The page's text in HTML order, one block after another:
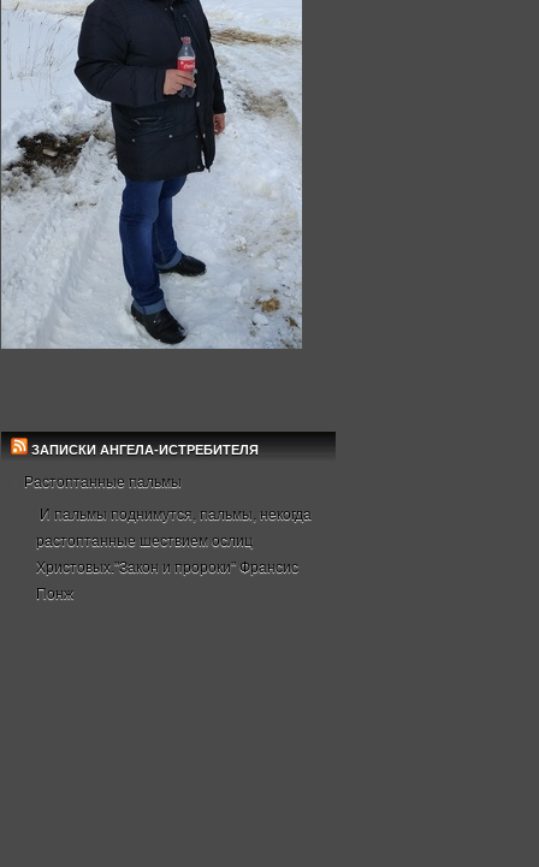
ЗАПИСКИ АНГЕЛА-ИСТРЕБИТЕЛЯ
Растоптанные пальмы
И пальмы поднимутся, пальмы, некогда
растоптанные шествием ослиц
Христовых."Закон и пророки" Франсис
Понж